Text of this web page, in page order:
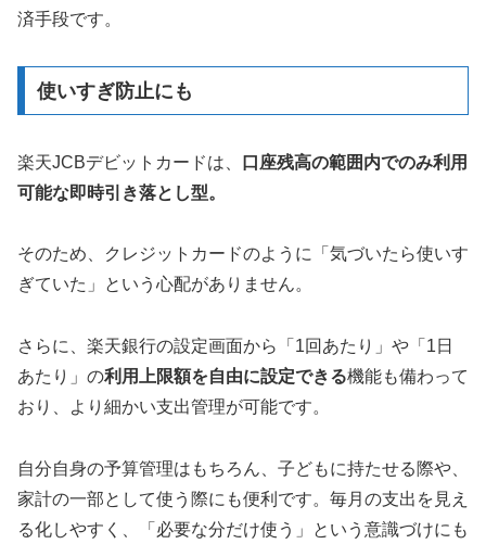
済手段です。
使いすぎ防止にも
楽天JCBデビットカードは、
口座残高の範囲内でのみ利用
可能な即時引き落とし型。
そのため、クレジットカードのように「気づいたら使いす
ぎていた」という心配がありません。
さらに、楽天銀行の設定画面から「1回あたり」や「1日
あたり」の利用上限額を自由に設定できる機能も備わって
おり、より細かい支出管理が可能です。
自分自身の予算管理はもちろん、子どもに持たせる際や、
家計の一部として使う際にも便利です。毎月の支出を見え
る化しやすく、「必要な分だけ使う」という意識づけにも